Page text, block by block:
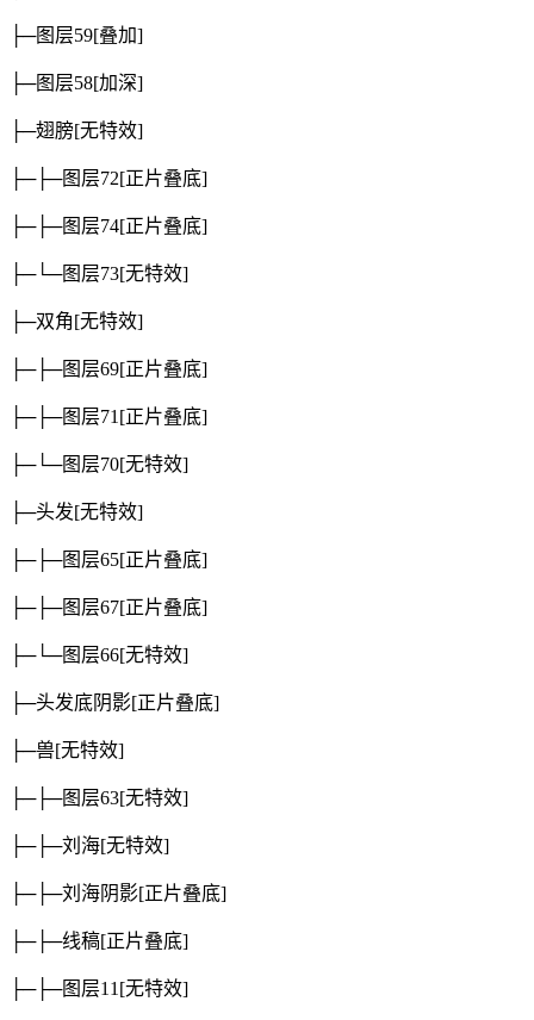
├─图层59[叠加]
├─图层58[加深]
├─翅膀[无特效]
├─├─图层72[正片叠底]
├─├─图层74[正片叠底]
├─└─图层73[无特效]
├─双角 [无特效]
├─├─图层69[正片叠底]
├─├─图层71[正片叠底]
├─└─图层70[无特效]
├─头发[无特效]
├─├─图层65[正片叠底]
├─├─图层67[正片叠底]
├─└─图层66[无特效]
├─头发底阴影[正片叠底]
├─兽[无特效]
├─├─图层63[无特效]
├─├─刘海[无特效]
├─├─刘海阴影[正片叠底]
├─├─线稿[正片叠底]
├─├─图层11[无特效]